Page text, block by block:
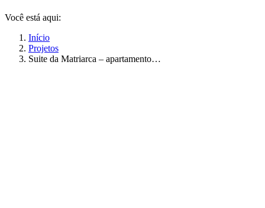
Você está aqui:
Início
Projetos
Suite da Matriarca – apartamento…